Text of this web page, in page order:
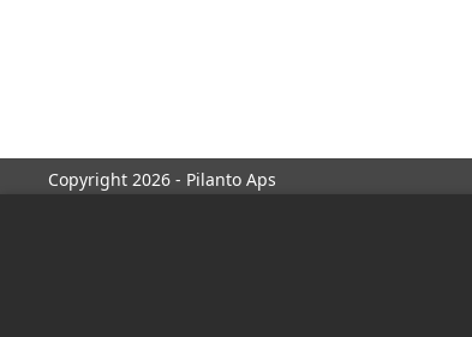
Copyright 2026 - Pilanto Aps